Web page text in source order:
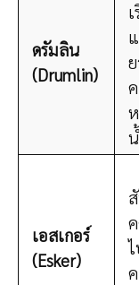
ดรัมลิน
(Drumlin)
เอสเกอร์
(Esker)